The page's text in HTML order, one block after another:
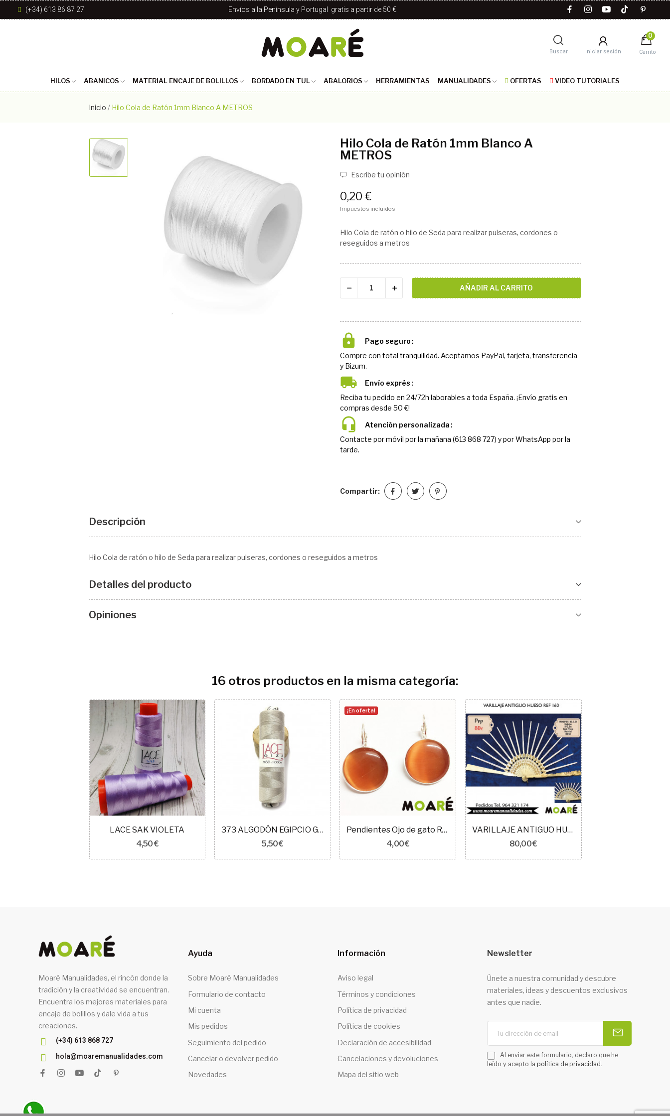
(+34) 613 86 87 27 Envíos a la Península y Portugal gratis a partir de 50 €
Buscar Iniciar sesión
0
Carrito
HILOS ABANICOS MATERIAL ENCAJE DE BOLILLOS BORDADO EN TUL ABALORIOS HERRAMIENTAS MANUALIDADES OFERTAS VIDEO TUTORIALES
Inicio Hilo Cola de Ratón 1mm Blanco A METROS
Hilo Cola de Ratón 1mm Blanco A
METROS
Escribe tu opinión
0,20 €
Impuestos incluidos
Hilo Cola de ratón o hilo de Seda para realizar pulseras, cordones o
reseguidos a metros
AÑADIR AL CARRITO
Pago seguro
Compre con total tranquilidad. Aceptamos PayPal, tarjeta, transferencia
y Bizum.
Envío exprés
Reciba tu pedido en 24/72h laborables a toda España. ¡Envío gratis en
compras desde 50 €!
Atención personalizada
Contacte por móvil por la mañana (613 868 727) y por WhatsApp por la
tarde.
Compartir:
Descripción
Hilo Cola de ratón o hilo de Seda para realizar pulseras, cordones o reseguidos a metros
Detalles del producto
Opiniones
16 otros productos en la misma categoría:
LACE SAK VIOLETA
4,50 €
373 ALGODÓN EGIPCIO GIZA 60
5,50 €
¡En oferta!
Pendientes Ojo de gato Redondo melocotón + picado
4,00 €
VARILLAJE ANTIGUO HUESO REF 160
80,00 €
Moaré Manualidades, el rincón donde la
tradición y la creatividad se encuentran.
Encuentra los mejores materiales para
encaje de bolillos y dale vida a tus
creaciones.
(+34) 613 868 727
hola@moaremanualidades.com
Ayuda
Sobre Moaré Manualidades
Formulario de contacto
Mi cuenta
Mis pedidos
Seguimiento del pedido
Cancelar o devolver pedido
Novedades
Información
Aviso legal
Términos y condiciones
Política de privacidad
Política de cookies
Declaración de accesibilidad
Cancelaciones y devoluciones
Mapa del sitio web
Newsletter
Únete a nuestra comunidad y descubre
materiales, ideas y descuentos exclusivos
antes que nadie.
Al enviar este formulario, declaro que he
leído y acepto la política de privacidad .